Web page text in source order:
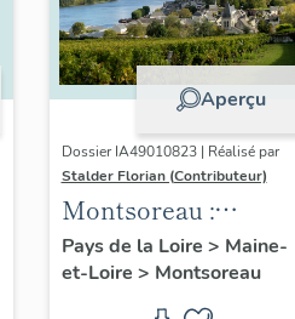
Aperçu
Dossier IA49010823 | Réalisé par
Stalder Florian (Contributeur)
Montsoreau :
présentation de la
commune
Pays de la Loire > Maine-
et-Loire > Montsoreau